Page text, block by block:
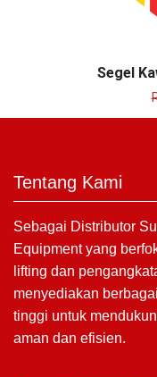
Segel
Tentang Kami
Sebagai Distributor
Equipment yang
lifting dan
menyediakan
tinggi untuk
aman dan efisien.